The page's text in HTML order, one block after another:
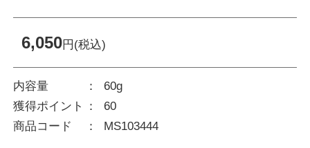
6,050円(税込)
内容量
60g
獲得ポイント
60
商品コード
MS103444